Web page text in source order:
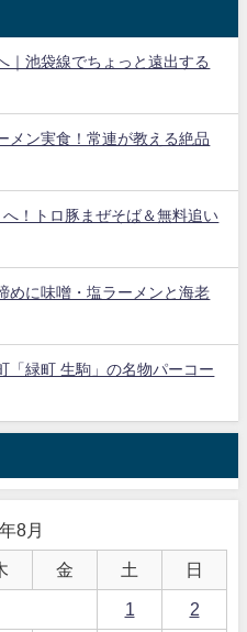
｜池袋線でちょっと遠出する
メン実食！常連が教える絶品
！トロ豚まぜそば＆無料追い
めに味噌・塩ラーメンと海老
「緑町 生駒」の名物パーコー
8月
金 土 日
1 2